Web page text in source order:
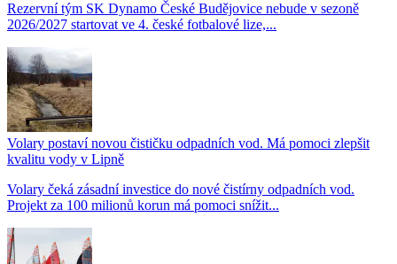
Rezervní tým SK Dynamo České Budějovice nebude v sezoně
2026/2027 startovat ve 4. české fotbalové lize,...
Volary postaví novou čističku odpadních vod. Má pomoci zlepšit
kvalitu vody v Lipně
Volary čeká zásadní investice do nové čistírny odpadních vod.
Projekt za 100 milionů korun má pomoci snížit...